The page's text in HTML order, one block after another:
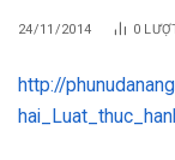
24/11/2014 0
http://